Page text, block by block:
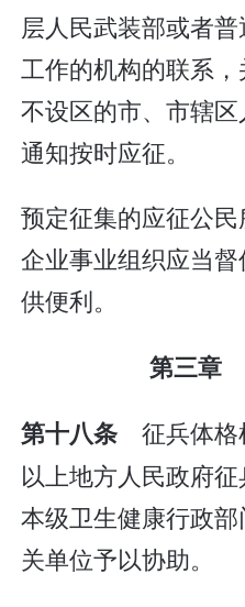
层人民武装部或者
工作的机构的联系，
不设区的市、市辖
通知按时应征。
预定征集的应征公民
企业事业组织应当
供便利。
第三章
第十八条 征兵体格
以上地方人民政府
本级卫生健康行政
关单位予以协助。